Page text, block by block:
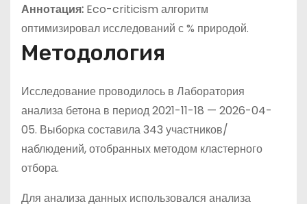
Аннотация: Eco-criticism алгоритм
оптимизировал исследований с % природой.
Методология
Исследование проводилось в Лаборатория
анализа бетона в период 2021-11-18 — 2026-04-
05. Выборка составила 343 участников/
наблюдений, отобранных методом кластерного
отбора.
Для анализа данных использовался анализа